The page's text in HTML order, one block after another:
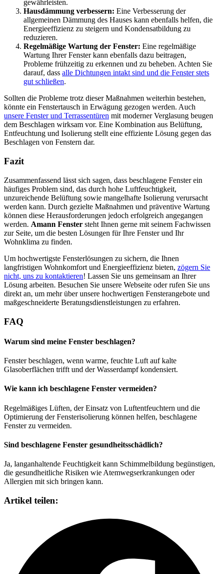
gewährleisten.
Hausdämmung verbessern: Eine Verbesserung der
allgemeinen Dämmung des Hauses kann ebenfalls helfen, die
Energieeffizienz zu steigern und Kondensatbildung zu
reduzieren.
Regelmäßige Wartung der Fenster: Eine regelmäßige
Wartung Ihrer Fenster kann ebenfalls dazu beitragen,
Probleme frühzeitig zu erkennen und zu beheben. Achten Sie
darauf, dass alle Dichtungen intakt sind und die Fenster stets
gut schließen.
Sollten die Probleme trotz dieser Maßnahmen weiterhin bestehen,
könnte ein Fenstertausch in Erwägung gezogen werden. Auch
unsere Fenster und Terrassentüren mit moderner Verglasung beugen
dem Beschlagen wirksam vor. Eine Kombination aus Belüftung,
Entfeuchtung und Isolierung stellt eine effiziente Lösung gegen das
Beschlagen von Fenstern dar.
Fazit
Zusammenfassend lässt sich sagen, dass beschlagene Fenster ein
häufiges Problem sind, das durch hohe Luftfeuchtigkeit,
unzureichende Belüftung sowie mangelhafte Isolierung verursacht
werden kann. Durch gezielte Maßnahmen und präventive Wartung
können diese Herausforderungen jedoch erfolgreich angegangen
werden. Amann Fenster steht Ihnen gerne mit seinem Fachwissen
zur Seite, um die besten Lösungen für Ihre Fenster und Ihr
Wohnklima zu finden.
Um hochwertigste Fensterlösungen zu sichern, die Ihnen
langfristigen Wohnkomfort und Energieeffizienz bieten, zögern Sie
nicht, uns zu kontaktieren! Lassen Sie uns gemeinsam an Ihrer
Lösung arbeiten. Besuchen Sie unsere Webseite oder rufen Sie uns
direkt an, um mehr über unsere hochwertigen Fensterangebote und
maßgeschneiderte Beratungsdienstleistungen zu erfahren.
FAQ
Warum sind meine Fenster beschlagen?
Fenster beschlagen, wenn warme, feuchte Luft auf kalte
Glasoberflächen trifft und der Wasserdampf kondensiert.
Wie kann ich beschlagene Fenster vermeiden?
Regelmäßiges Lüften, der Einsatz von Luftentfeuchtern und die
Optimierung der Fensterisolierung können helfen, beschlagene
Fenster zu vermeiden.
Sind beschlagene Fenster gesundheitsschädlich?
Ja, langanhaltende Feuchtigkeit kann Schimmelbildung begünstigen,
die gesundheitliche Risiken wie Atemwegserkrankungen oder
Allergien mit sich bringen kann.
Artikel teilen: